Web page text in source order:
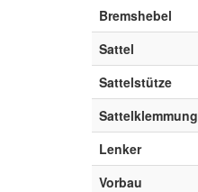
Bremshebel
Sattel
Sattelstütze
Sattelklemmung
Lenker
Vorbau